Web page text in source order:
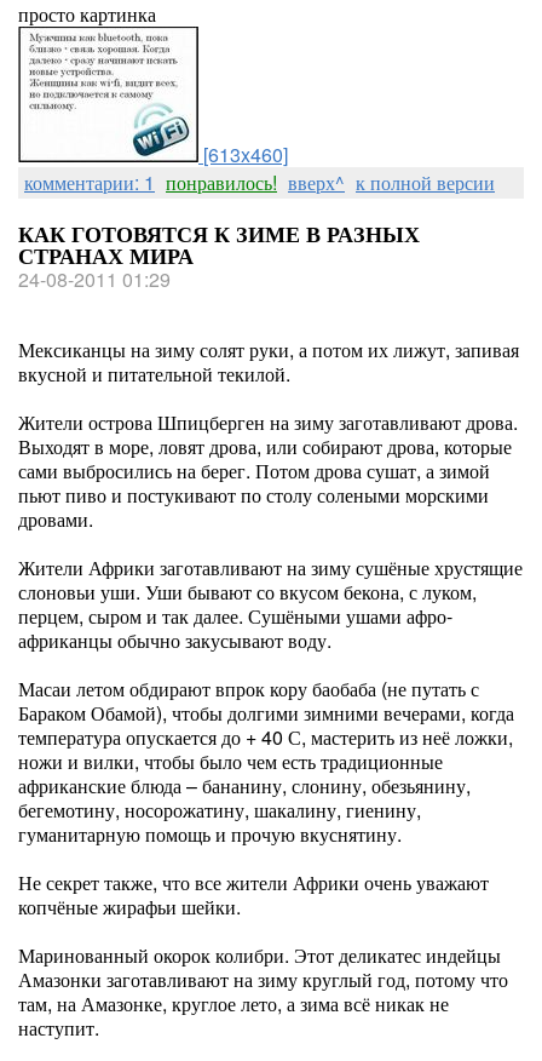
просто картинка
[613x460]
комментарии: 1 понравилось! вверх^ к полной версии
КАК ГОТОВЯТСЯ К ЗИМЕ В РАЗНЫХ
СТРАНАХ МИРА
24-08-2011 01:29
Мексиканцы на зиму солят руки, а потом их лижут, запивая
вкусной и питательной текилой.
Жители острова Шпицберген на зиму заготавливают дрова.
Выходят в море, ловят дрова, или собирают дрова, которые
сами выбросились на берег. Потом дрова сушат, а зимой
пьют пиво и постукивают по столу солеными морскими
дровами.
Жители Африки заготавливают на зиму сушёные хрустящие
слоновьи уши. Уши бывают со вкусом бекона, с луком,
перцем, сыром и так далее. Сушёными ушами афро-
африканцы обычно закусывают воду.
Масаи летом обдирают впрок кору баобаба (не путать с
Бараком Обамой), чтобы долгими зимними вечерами, когда
температура опускается до + 40 С, мастерить из неё ложки,
ножи и вилки, чтобы было чем есть традиционные
африканские блюда – бананину, слонину, обезьянину,
бегемотину, носорожатину, шакалину, гиенину,
гуманитарную помощь и прочую вкуснятину.
Не секрет также, что все жители Африки очень уважают
копчёные жирафьи шейки.
Маринованный окорок колибри. Этот деликатес индейцы
Амазонки заготавливают на зиму круглый год, потому что
там, на Амазонке, круглое лето, а зима всё никак не
наступит.